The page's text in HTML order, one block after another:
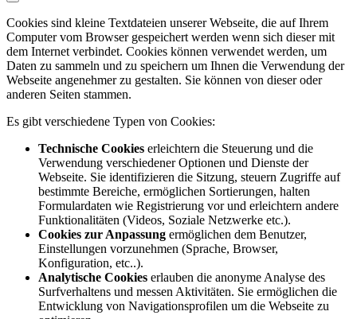
Cookies sind kleine Textdateien unserer Webseite, die auf Ihrem
Computer vom Browser gespeichert werden wenn sich dieser mit
dem Internet verbindet. Cookies können verwendet werden, um
Daten zu sammeln und zu speichern um Ihnen die Verwendung der
Webseite angenehmer zu gestalten. Sie können von dieser oder
anderen Seiten stammen.
Es gibt verschiedene Typen von Cookies:
Technische Cookies erleichtern die Steuerung und die
Verwendung verschiedener Optionen und Dienste der
Webseite. Sie identifizieren die Sitzung, steuern Zugriffe auf
bestimmte Bereiche, ermöglichen Sortierungen, halten
Formulardaten wie Registrierung vor und erleichtern andere
Funktionalitäten (Videos, Soziale Netzwerke etc.).
Cookies zur Anpassung ermöglichen dem Benutzer,
Einstellungen vorzunehmen (Sprache, Browser,
Konfiguration, etc..).
Analytische Cookies erlauben die anonyme Analyse des
Surfverhaltens und messen Aktivitäten. Sie ermöglichen die
Entwicklung von Navigationsprofilen um die Webseite zu